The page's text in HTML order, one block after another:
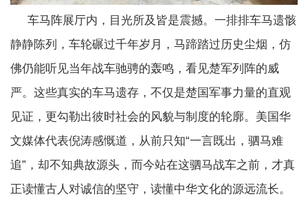
车马阵展厅内，目光所及皆是震撼。一排排车马遗骸
静静陈列，车轮碾过千年岁月，马蹄踏过历史尘烟，仿
佛仍能听见当年战车驰骋的轰鸣，看见楚军列阵的威
严。这些真实的车马遗存，不仅是楚国军事力量的直观
见证，更勾勒出彼时社会的风貌与制度的轮廓。美国华
文媒体代表倪涛感慨道，从前只知“一言既出，驷马难
追”，却不知典故源头，而今站在这驷马战车之前，才真
正读懂古人对诚信的坚守，读懂中华文化的源远流长。